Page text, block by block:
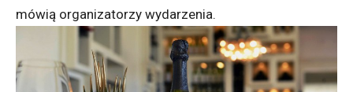
mówią organizatorzy wydarzenia.